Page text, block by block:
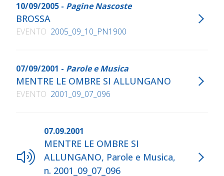
10/09/2005 - Pagine Nascoste
BROSSA
EVENTO 2005_09_10_PN1900
07/09/2001 - Parole e Musica
MENTRE LE OMBRE SI ALLUNGANO
EVENTO 2001_09_07_096
07.09.2001
MENTRE LE OMBRE SI
ALLUNGANO, Parole e Musica,
n. 2001_09_07_096